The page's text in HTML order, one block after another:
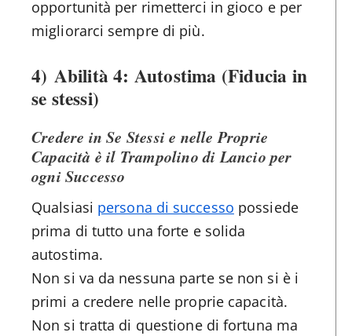
opportunità per rimetterci in gioco e per
migliorarci sempre di più.
4) Abilità 4: Autostima (Fiducia in
se stessi)
Credere in Se Stessi e nelle Proprie
Capacità è il Trampolino di Lancio per
ogni Successo
Qualsiasi persona di successo possiede
prima di tutto una forte e solida
autostima.
Non si va da nessuna parte se non si è i
primi a credere nelle proprie capacità.
Non si tratta di questione di fortuna ma